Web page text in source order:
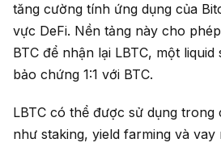
tăng cường tính ứng dụng của
vực DeFi. Nền tảng này cho
BTC để nhận lại LBTC, một
bảo chứng 1:1 với BTC.
LBTC có thể được sử dụng trong
như staking, yield farming và